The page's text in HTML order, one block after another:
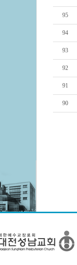
95
94
93
92
91
90